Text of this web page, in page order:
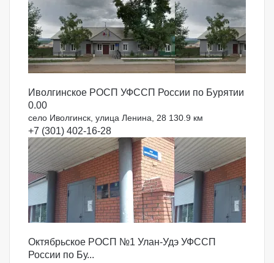
Иволгинское РОСП УФССП России по Бурятии
0.00
село Иволгинск, улица Ленина, 28 130.9 км
+7 (301) 402-16-28
Октябрьское РОСП №1 Улан-Удэ УФССП
России по Бу...